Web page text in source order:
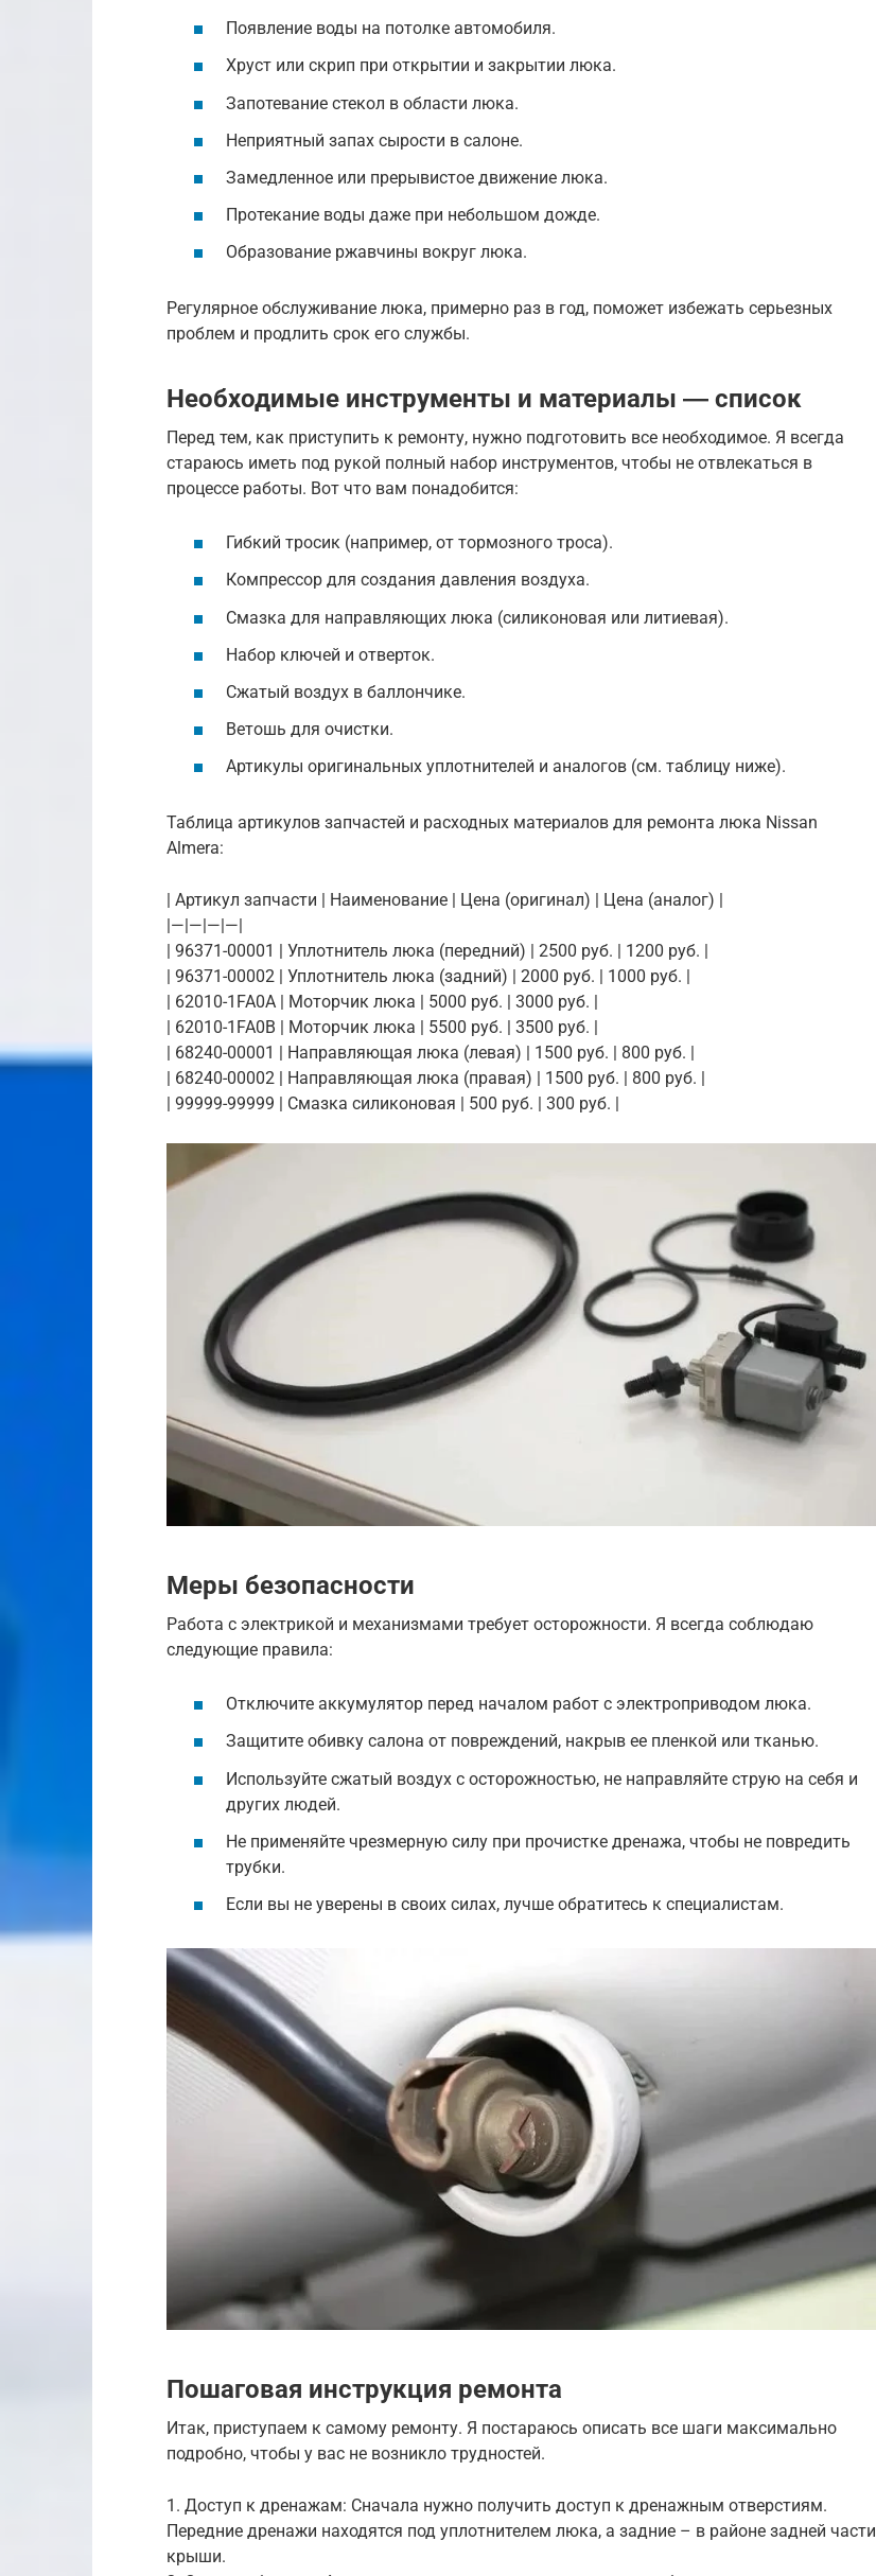
Появление воды на потолке автомобиля.
Хруст или скрип при открытии и закрытии люка.
Запотевание стекол в области люка.
Неприятный запах сырости в салоне.
Замедленное или прерывистое движение люка.
Протекание воды даже при небольшом дожде.
Образование ржавчины вокруг люка.
Регулярное обслуживание люка, примерно раз в год, поможет избежать серьезных
проблем и продлить срок его службы.
Необходимые инструменты и материалы ― список
Перед тем, как приступить к ремонту, нужно подготовить все необходимое. Я всегда
стараюсь иметь под рукой полный набор инструментов, чтобы не отвлекаться в
процессе работы. Вот что вам понадобится:
Гибкий тросик (например, от тормозного троса).
Компрессор для создания давления воздуха.
Смазка для направляющих люка (силиконовая или литиевая).
Набор ключей и отверток.
Сжатый воздух в баллончике.
Ветошь для очистки.
Артикулы оригинальных уплотнителей и аналогов (см. таблицу ниже).
Таблица артикулов запчастей и расходных материалов для ремонта люка Nissan
Almera:
| Артикул запчасти | Наименование | Цена (оригинал) | Цена (аналог) |
|—|—|—|—|
| 96371-00001 | Уплотнитель люка (передний) | 2500 руб. | 1200 руб. |
| 96371-00002 | Уплотнитель люка (задний) | 2000 руб. | 1000 руб. |
| 62010-1FA0A | Моторчик люка | 5000 руб. | 3000 руб. |
| 62010-1FA0B | Моторчик люка | 5500 руб. | 3500 руб. |
| 68240-00001 | Направляющая люка (левая) | 1500 руб. | 800 руб. |
| 68240-00002 | Направляющая люка (правая) | 1500 руб. | 800 руб. |
| 99999-99999 | Смазка силиконовая | 500 руб. | 300 руб. |
Меры безопасности
Работа с электрикой и механизмами требует осторожности. Я всегда соблюдаю
следующие правила:
Отключите аккумулятор перед началом работ с электроприводом люка.
Защитите обивку салона от повреждений, накрыв ее пленкой или тканью.
Используйте сжатый воздух с осторожностью, не направляйте струю на себя и
других людей.
Не применяйте чрезмерную силу при прочистке дренажа, чтобы не повредить
трубки.
Если вы не уверены в своих силах, лучше обратитесь к специалистам.
Пошаговая инструкция ремонта
Итак, приступаем к самому ремонту. Я постараюсь описать все шаги максимально
подробно, чтобы у вас не возникло трудностей.
1. Доступ к дренажам: Сначала нужно получить доступ к дренажным отверстиям.
Передние дренажи находятся под уплотнителем люка, а задние – в районе задней части
крыши.